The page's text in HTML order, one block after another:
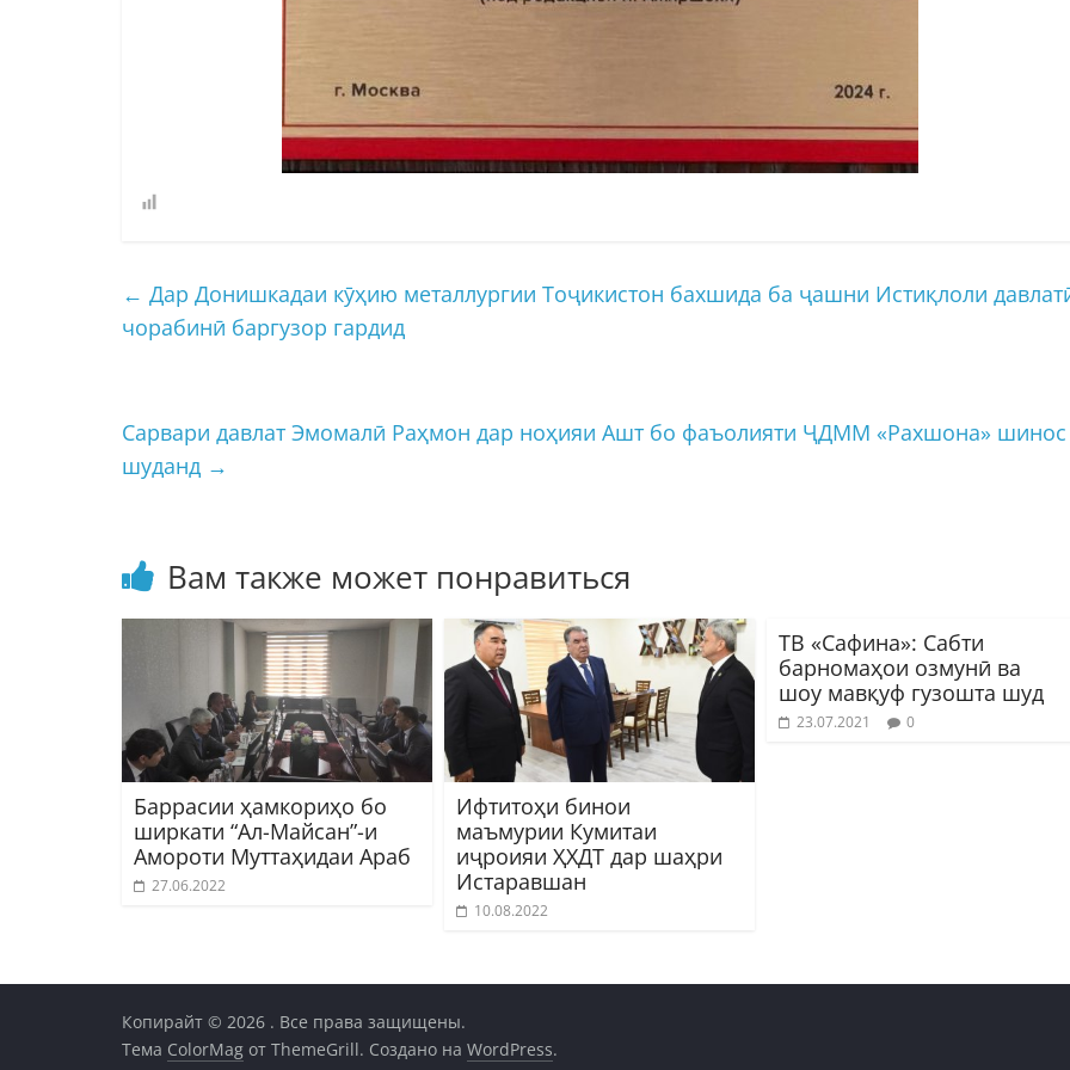
← Дар Донишкадаи кӯҳию металлургии Тоҷикистон бахшида ба ҷашни Истиқлоли
чорабинӣ баргузор гардид
Сарвари давлат Эмомалӣ Раҳмон дар ноҳияи Ашт бо фаъолияти ҶДММ «Рахшона» шинос
шуданд →
Вам также может понравиться
Баррасии ҳамкориҳо бо
ширкати “Ал-Майсан”-и
Амороти Муттаҳидаи Араб
27.06.2022
Ифтитоҳи бинои
маъмурии Кумитаи
иҷроияи ҲХДТ дар шаҳри
Истаравшан
10.08.2022
ТВ «Сафина»: Сабти
барномаҳои озмунӣ ва
шоу мавқуф гузошта шуд
23.07.2021 0
Копирайт © 2026 . Все права защищены.
Тема ColorMag от ThemeGrill. Создано на WordPress.